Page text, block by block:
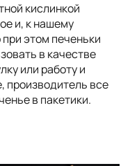
кислинкой
и, к нашему
этом печеньки
в качестве
или работу и
производитель все
в пакетики.